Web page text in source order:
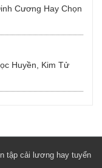
Cương Hay Chọn
Huyền, Kim Tử
tập cải lương hay tuyển